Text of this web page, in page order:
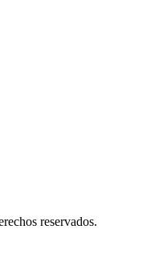
reservados.